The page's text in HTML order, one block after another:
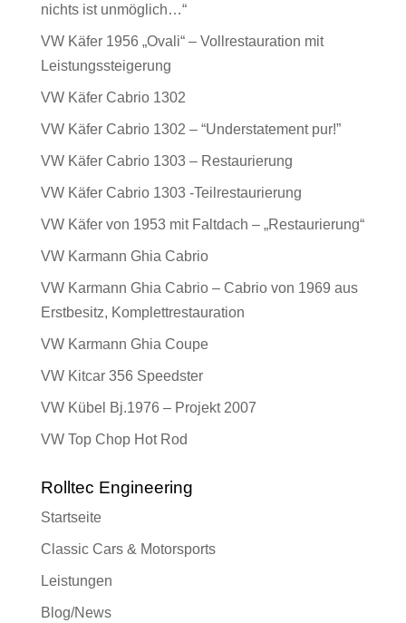
nichts ist unmöglich…“
VW Käfer 1956 „Ovali“ – Vollrestauration mit
Leistungssteigerung
VW Käfer Cabrio 1302
VW Käfer Cabrio 1302 – “Understatement pur!”
VW Käfer Cabrio 1303 – Restaurierung
VW Käfer Cabrio 1303 -Teilrestaurierung
VW Käfer von 1953 mit Faltdach – „Restaurierung“
VW Karmann Ghia Cabrio
VW Karmann Ghia Cabrio – Cabrio von 1969 aus
Erstbesitz, Komplettrestauration
VW Karmann Ghia Coupe
VW Kitcar 356 Speedster
VW Kübel Bj.1976 – Projekt 2007
VW Top Chop Hot Rod
Rolltec Engineering
Startseite
Classic Cars & Motorsports
Leistungen
Blog/News